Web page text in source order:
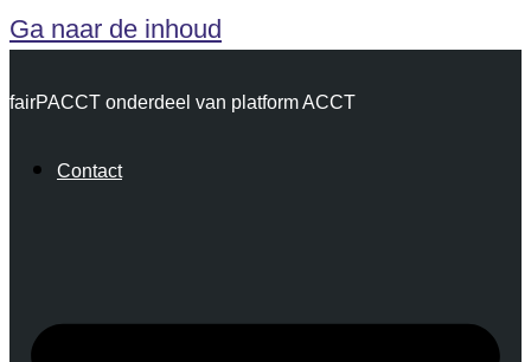
Ga naar de inhoud
fairPACCT onderdeel van platform ACCT
Contact